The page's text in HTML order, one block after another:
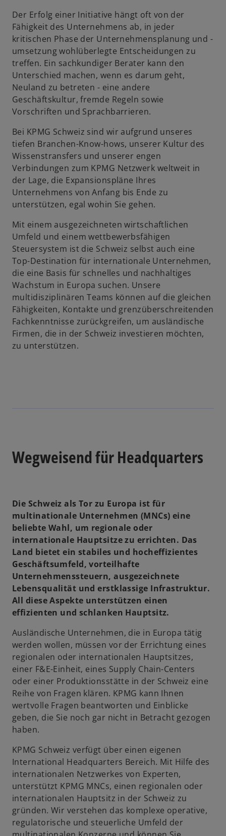
Der Erfolg einer Initiative hängt oft von der
Fähigkeit des Unternehmens ab, in jeder
kritischen Phase der Unternehmensplanung und -
umsetzung wohlüberlegte Entscheidungen zu
treffen. Ein sachkundiger Berater kann den
Unterschied machen, wenn es darum geht,
Neuland zu betreten - eine andere
Geschäftskultur, fremde Regeln sowie
Vorschriften und Sprachbarrieren.
Bei KPMG Schweiz sind wir aufgrund unseres
tiefen Branchen-Know-hows, unserer Kultur des
Wissenstransfers und unserer engen
Verbindungen zum KPMG Netzwerk weltweit in
der Lage, die Expansionspläne Ihres
Unternehmens von Anfang bis Ende zu
unterstützen, egal wohin Sie gehen.
Mit einem ausgezeichneten wirtschaftlichen
Umfeld und einem wettbewerbsfähigen
Steuersystem ist die Schweiz selbst auch eine
Top-Destination für internationale Unternehmen,
die eine Basis für schnelles und nachhaltiges
Wachstum in Europa suchen. Unsere
multidisziplinären Teams können auf die gleichen
Fähigkeiten, Kontakte und grenzüberschreitenden
Fachkenntnisse zurückgreifen, um ausländische
Firmen, die in der Schweiz investieren möchten,
zu unterstützen.
Wegweisend für Headquarters
Die Schweiz als Tor zu Europa ist für
multinationale Unternehmen (MNCs) eine
beliebte Wahl, um regionale oder
internationale Hauptsitze zu errichten. Das
Land bietet ein stabiles und hocheffizientes
Geschäftsumfeld, vorteilhafte
Unternehmenssteuern, ausgezeichnete
Lebensqualität und erstklassige Infrastruktur.
All diese Aspekte unterstützen einen
effizienten und schlanken Hauptsitz.
Ausländische Unternehmen, die in Europa tätig
werden wollen, müssen vor der Errichtung eines
regionalen oder internationalen Hauptsitzes,
einer F&E-Einheit, eines Supply Chain-Centers
oder einer Produktionsstätte in der Schweiz eine
Reihe von Fragen klären. KPMG kann Ihnen
wertvolle Fragen beantworten und Einblicke
geben, die Sie noch gar nicht in Betracht gezogen
haben.
KPMG Schweiz verfügt über einen eigenen
International Headquarters Bereich. Mit Hilfe des
internationalen Netzwerkes von Experten,
unterstützt KPMG MNCs, einen regionalen oder
internationalen Hauptsitz in der Schweiz zu
gründen. Wir verstehen das komplexe operative,
regulatorische und steuerliche Umfeld der